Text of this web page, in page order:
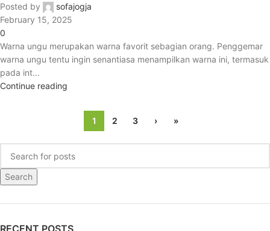
Posted by
sofajogja
February 15, 2025
0
Warna ungu merupakan warna favorit sebagian orang. Penggemar
warna ungu tentu ingin senantiasa menampilkan warna ini, termasuk
pada int...
Continue reading
1 2 3 › »
Search
RECENT POSTS